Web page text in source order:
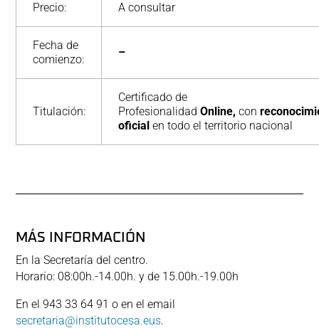
Precio: A consultar
Fecha de
comienzo:
–
Titulación:
Certificado de
Profesionalidad Online, con
oficialen todo el territorio nacional
MÁS INFORMACIÓN
En la Secretaría del centro.
Horario: 08:00h.-14.00h. y de 15.00h.-19.00h
En el 943 33 64 91 o en el email
secretaria@institutocesa.eus.